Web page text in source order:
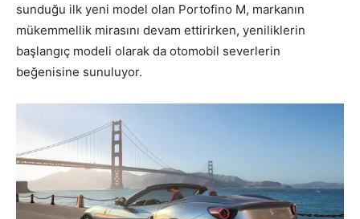
sunduğu ilk yeni model olan Portofino M, markanın
mükemmellik mirasını devam ettirirken, yeniliklerin
başlangıç modeli olarak da otomobil severlerin
beğenisine sunuluyor.